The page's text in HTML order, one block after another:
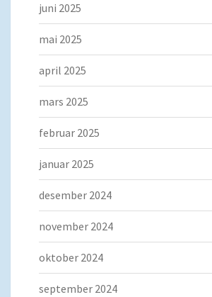
juni 2025
mai 2025
april 2025
mars 2025
februar 2025
januar 2025
desember 2024
november 2024
oktober 2024
september 2024